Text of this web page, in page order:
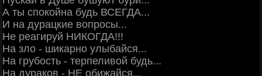
А ты спокойна будь ВСЕГДА...
И на дурацкие вопросы...
Не реагируй НИКОГДА!!!
На зло - шикарно улыбайся...
На грубость - терпеливой будь...
На дураков - НЕ обижайся...